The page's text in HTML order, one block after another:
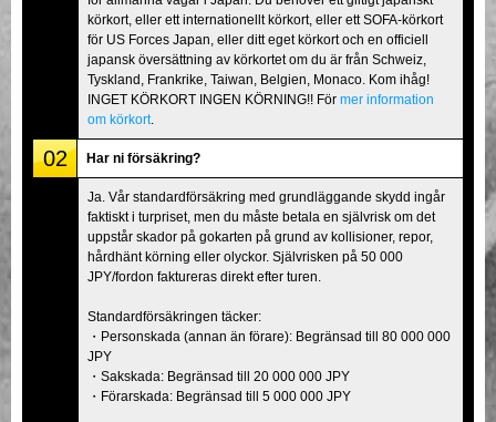
Okinawa
körkort, eller ett internationellt körkort, eller ett SOFA-körkort
för US Forces Japan, eller ditt eget körkort och en officiell
japansk översättning av körkortet om du är från Schweiz,
Tyskland, Frankrike, Taiwan, Belgien, Monaco. Kom ihåg!
INGET KÖRKORT INGEN KÖRNING!! För mer information
om körkort.
02 Har ni försäkring?
Ja. Vår standardförsäkring med grundläggande skydd ingår
faktiskt i turpriset, men du måste betala en självrisk om det
uppstår skador på gokarten på grund av kollisioner, repor,
hårdhänt körning eller olyckor. Självrisken på 50 000
JPY/fordon faktureras direkt efter turen.
Standardförsäkringen täcker:
・Personskada (annan än förare): Begränsad till 80 000 000
JPY
・Sakskada: Begränsad till 20 000 000 JPY
・Förarskada: Begränsad till 5 000 000 JPY